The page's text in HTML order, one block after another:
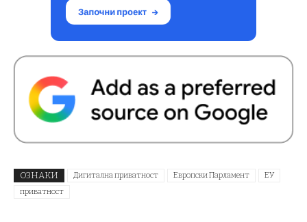
ОЗНАКИ Дигитална приватност Европски Парламент
ЕУ
приватност